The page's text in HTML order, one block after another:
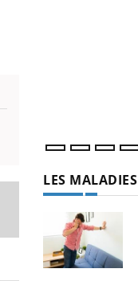
LES MALADIES